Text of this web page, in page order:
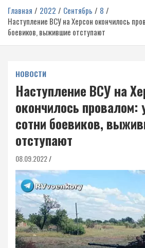
Главная 2022 Сентябрь
8
Наступление ВСУ на Херсон окончилось
боевиков, выжившие отступают
НОВОСТИ
Наступление ВСУ на
окончилось провалом:
сотни боевиков,
отступают
08.09.2022